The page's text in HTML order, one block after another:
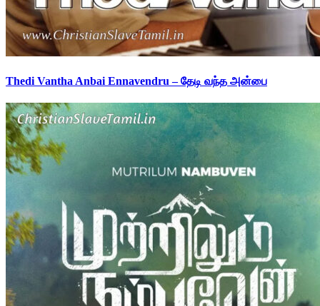
Thedi Vantha Anbai Ennavendru – தேடி வந்த அன்பை